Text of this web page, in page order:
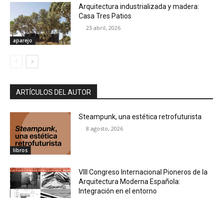
aparejo
Arquitectura industrializada y madera:
Casa Tres Patios
23 abril, 2026
ARTÍCULOS DEL AUTOR
libros
Steampunk, una estética retrofuturista
8 agosto, 2026
VIII Congreso Internacional Pioneros de la
Arquitectura Moderna Española:
Integración en el entorno